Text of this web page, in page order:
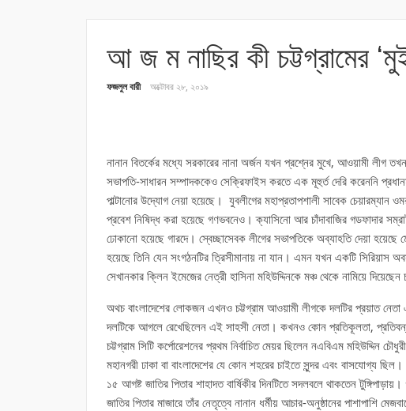
আ জ ম নাছির কী চট্টগ্রামের
ফজলুল বারী অক্টোবর ২৮, ২০১৯
নানান বিতর্কের মধ্যে সরকারের নানা অর্জন যখন প্রশ্নের মুখে, আওয়ামী লীগ
সভাপতি-সাধারন সম্পাদককেও সেক্রিফাইস করতে এক মূহুর্ত দেরি করেননি
পাল্টানোর উদ্যোগ নেয়া হয়েছে। যুবলীগের মহাপ্রতাপশালী সাবেক চেয়ারম্যান
প্রবেশ নিষিদ্ধ করা হয়েছে গণভবনেও। ক্যাসিনো আর চাঁদাবাজির গডফাদার
ঢোকানো হয়েছে গারদে। স্বেচ্ছাসেবক লীগের সভাপতিকে অব্যাহতি দেয়া
হয়েছে তিনি যেন সংগঠনটির ত্রিসীমানায় না যান। এমন যখন একটি সিরিয়াস
সেখানকার ক্লিন ইমেজের নেত্রী হাসিনা মহিউদ্দিনকে মঞ্চ থেকে নামিয়ে
অথচ বাংলাদেশের লোকজন এখনও চট্টগ্রাম আওয়ামী লীগকে দলটির প্রয়াত
দলটিকে আগলে রেখেছিলেন এই সাহসী নেতা। কখনও কোন প্রতিকূলতা,
চট্টগ্রাম সিটি কর্পোরেশনের প্রথম নির্বাচিত মেয়র ছিলেন নএবিএম মহিউদ্দিন
মহানগরী ঢাকা বা বাংলাদেশের যে কোন শহরের চাইতে সুন্দর এবং বাসযোগ্য
১৫ আগষ্ট জাতির পিতার শাহাদত বার্ষিকীর দিনটিতে সদলবলে থাকতেন
জাতির পিতার মাজারে তাঁর নেতৃত্বে নানান ধর্মীয় আচার-অনুষ্ঠানের পাশাপাশি